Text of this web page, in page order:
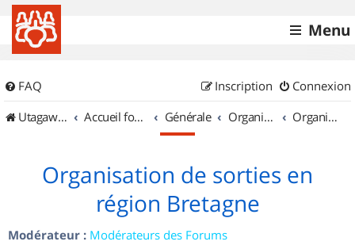
Menu
FAQ Connexion
Inscription
UtagawaVTT (Randos VTT et VTTAE avec traces GPS)
Accueil forum Générale Organisation de sorties & Recherche de partenaires Organisation de sorties en région Bretagne
Organisation de sorties en
région Bretagne
Modérateur : Modérateurs des Forums